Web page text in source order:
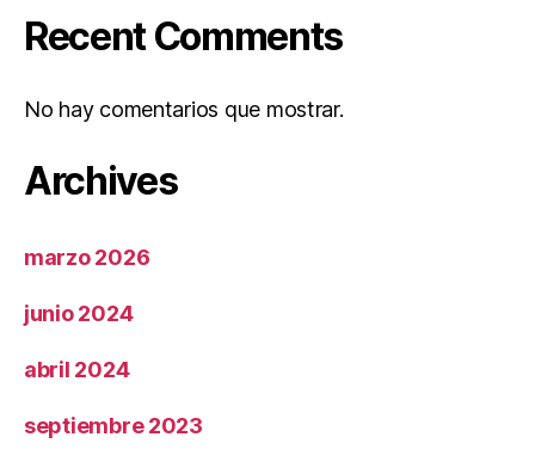
Recent Comments
No hay comentarios que mostrar.
Archives
marzo 2026
junio 2024
abril 2024
septiembre 2023